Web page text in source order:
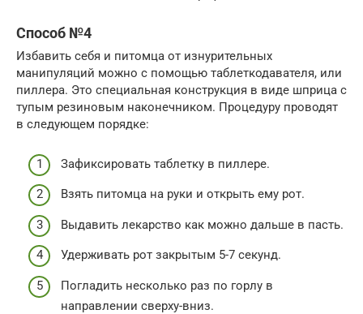
Способ №4
Избавить себя и питомца от изнурительных
манипуляций можно с помощью таблеткодавателя, или
пиллера. Это специальная конструкция в виде шприца с
тупым резиновым наконечником. Процедуру проводят
в следующем порядке:
Зафиксировать таблетку в пиллере.
Взять питомца на руки и открыть ему рот.
Выдавить лекарство как можно дальше в пасть.
Удерживать рот закрытым 5-7 секунд.
Погладить несколько раз по горлу в
направлении сверху-вниз.